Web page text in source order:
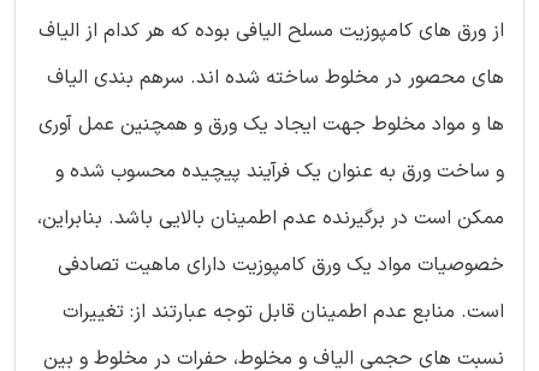
از ورق های کامپوزیت مسلح الیافی بوده که هر کدام از الیاف
های محصور در مخلوط ساخته شده اند. سرهم بندی الیاف
ها و مواد مخلوط جهت ایجاد یک ورق و همچنین عمل آوری
و ساخت ورق به عنوان یک فرآیند پیچیده محسوب شده و
ممکن است در برگیرنده عدم اطمینان بالایی باشد. بنابراین،
خصوصیات مواد یک ورق کامپوزیت دارای ماهیت تصادفی
است. منابع عدم اطمینان قابل توجه عبارتند از: تغییرات
نسبت های حجمی الیاف و مخلوط، حفرات در مخلوط و بین